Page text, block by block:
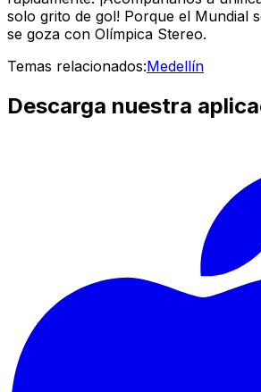
solo grito de gol! Porque el Mundial
se goza con Olímpica Stereo.
Temas relacionados:Medellín
Descarga nuestra